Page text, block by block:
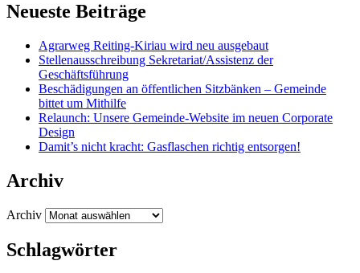
Neueste Beiträge
Agrarweg Reiting-Kiriau wird neu ausgebaut
Stellenausschreibung Sekretariat/Assistenz der
Geschäftsführung
Beschädigungen an öffentlichen Sitzbänken – Gemeinde
bittet um Mithilfe
Relaunch: Unsere Gemeinde-Website im neuen Corporate
Design
Damit’s nicht kracht: Gasflaschen richtig entsorgen!
Archiv
Archiv
Schlagwörter